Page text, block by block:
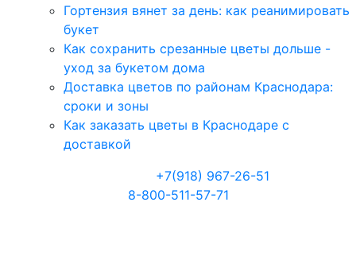
Гортензия вянет за день: как реанимировать
букет
Как сохранить срезанные цветы дольше -
уход за букетом дома
Доставка цветов по районам Краснодара:
сроки и зоны
Как заказать цветы в Краснодаре с
доставкой
+7(918) 967-26-51
8-800-511-57-71